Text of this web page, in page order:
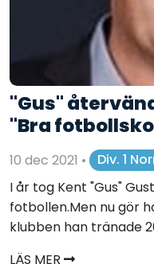
"Gus"
"Bra
10 dec 2021 •
Div. 1
I år tog Kent "Gus"
fotbollen.Men nu gör
klubben han tränade
LÄS MER